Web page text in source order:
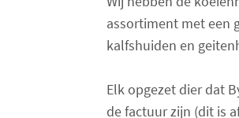
assortiment met een
kalfshuiden en
Elk opgezet dier dat
de factuur zijn (dit is